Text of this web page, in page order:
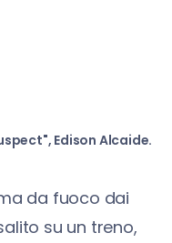
Edison Alcaide.
da fuoco dai
su un treno,